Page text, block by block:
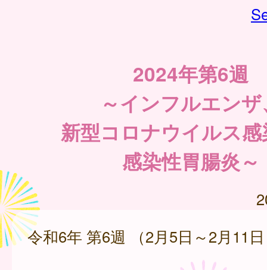
2024年第6週
～インフルエン
新型コロナウイルス
感染性胃腸炎～
令和6年 第6週 （2月5日～2月11